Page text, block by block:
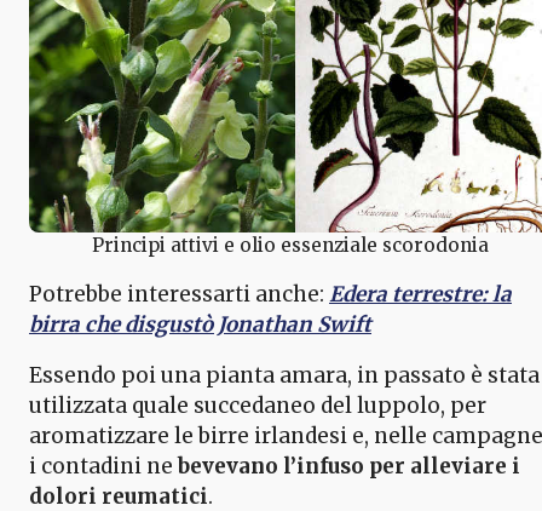
Principi attivi e olio essenziale scorodonia
Potrebbe interessarti anche: Edera terrestre: la
birra che disgustò Jonathan Swift
Essendo poi una pianta amara, in passato è stata
utilizzata quale succedaneo del luppolo, per
aromatizzare le birre irlandesi e, nelle
i contadini nebevevano l’infuso per alleviare i
dolori reumatici.